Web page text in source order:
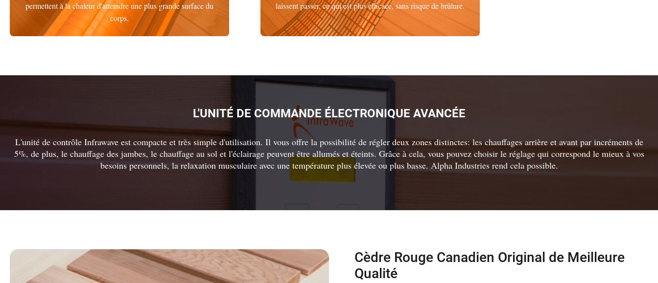
permettent à la chaleur d'atteindre une plus grande surface du
corps.
laissent passer, ce qui est plus efficace, sans risque de brûlure.
L'UNITÉ DE COMMANDE ÉLECTRONIQUE AVANCÉE
L'unité de contrôle Infrawave est compacte et très simple d'utilisation. Il vous offre la possibilité de régler deux zones distinctes: les chauffages arrière et avant par incréments de
5%, de plus, le chauffage des jambes, le chauffage au sol et l'éclairage peuvent être allumés et éteints. Grâce à cela, vous pouvez choisir le réglage qui correspond le mieux à vos
besoins personnels, la relaxation musculaire avec une température plus élevée ou plus basse. Alpha Industries rend cela possible.
Cèdre Rouge Canadien Original de Meilleure
Qualité